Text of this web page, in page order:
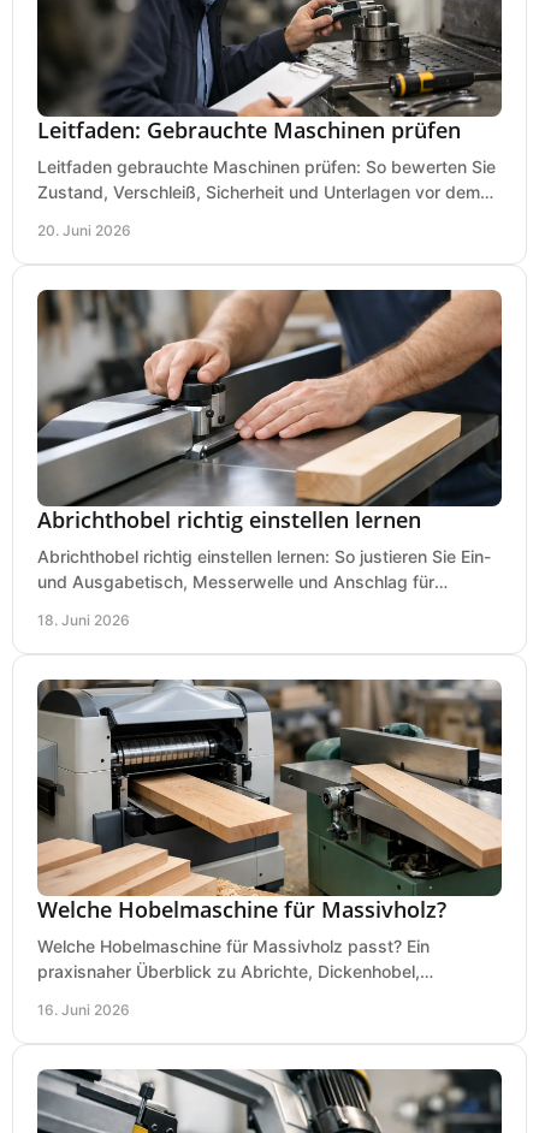
Leitfaden: Gebrauchte Maschinen prüfen
Leitfaden gebrauchte Maschinen prüfen: So bewerten Sie
Zustand, Verschleiß, Sicherheit und Unterlagen vor dem
20. Juni 2026
Abrichthobel richtig einstellen lernen
Abrichthobel richtig einstellen lernen: So justieren Sie Ein-
und Ausgabetisch, Messerwelle und Anschlag für
18. Juni 2026
Welche Hobelmaschine für Massivholz?
Welche Hobelmaschine für Massivholz passt? Ein
praxisnaher Überblick zu Abrichte, Dickenhobel,
16. Juni 2026